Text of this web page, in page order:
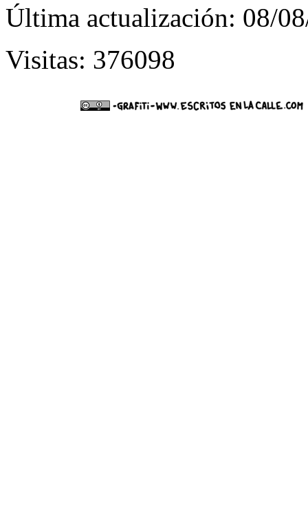
Última actualización: 08/
Visitas: 376098